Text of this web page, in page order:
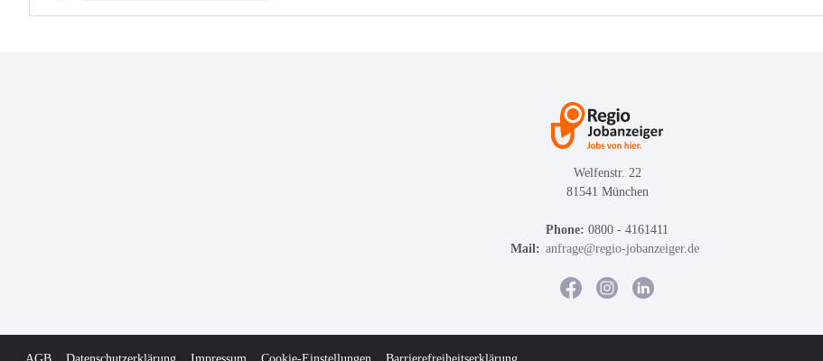
Welfenstr. 22
81541 München
Phone: 0800 - 4161411
Mail: anfrage@regio-jobanzeiger.de